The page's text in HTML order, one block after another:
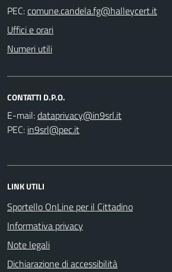
PEC:
Uffici e orari
Numeri utili
CONTATTI D.P.O.
E-mail:
PEC:
LINK UTILI
Sportello OnLine per il Cittadino
Informativa privacy
Note legali
Dichiarazione di accessibilità